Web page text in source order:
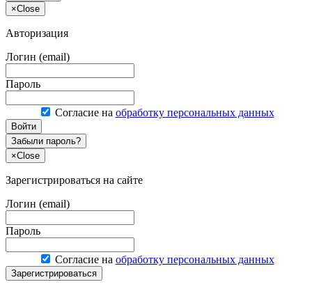
×Close
Авторизация
Логин (email)
Пароль
Согласие на обработку персональных данных
Войти
Забыли пароль?
×Close
Зарегистрироваться на сайте
Логин (email)
Пароль
Согласие на обработку персональных данных
Зарегистрироваться